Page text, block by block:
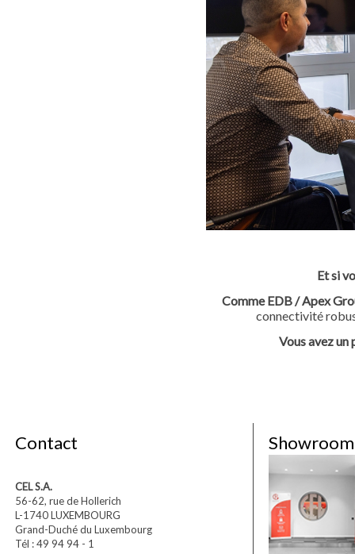
Et si
Comme EDB / Apex
connectivité
Vous avez
Contact
CEL S.A.
56-62, rue de Hollerich
L-1740 LUXEMBOURG
Grand-Duché du Luxembourg
Tél : 49 94 94 - 1
Showroom